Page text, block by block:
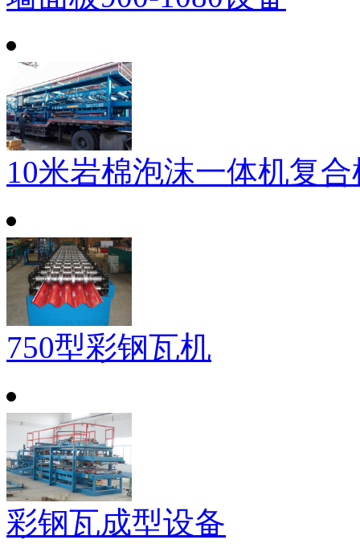
10米岩棉泡沫一体机复合
750型彩钢瓦机
彩钢瓦成型设备